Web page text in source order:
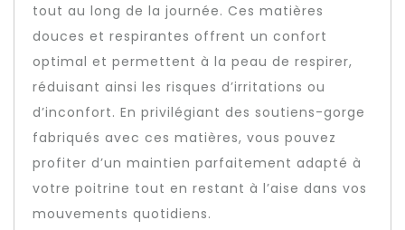
tout au long de la journée. Ces matières
douces et respirantes offrent un confort
optimal et permettent à la peau de respirer,
réduisant ainsi les risques d’irritations ou
d’inconfort. En privilégiant des soutiens-gorge
fabriqués avec ces matières, vous pouvez
profiter d’un maintien parfaitement adapté à
votre poitrine tout en restant à l’aise dans vos
mouvements quotidiens.